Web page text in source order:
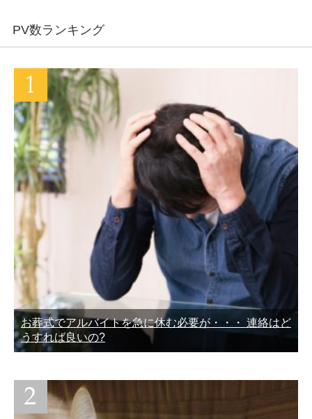
PV数ランキング
お葬式でアルバイトを急に休む必要が・・・ 連絡はど
うすれば良いの?